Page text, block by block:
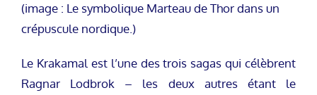
(image : Le symbolique Marteau de Thor dans un
crépuscule nordique.)
Le Krakamal est l’une des trois sagas qui célèbrent
Ragnar Lodbrok – les deux autres étant le